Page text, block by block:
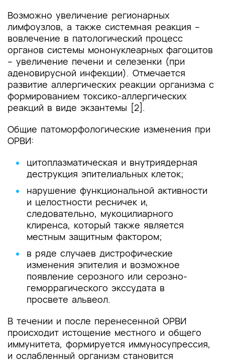
Возможно увеличение регионарных
лимфоузлов, а также системная реакция –
вовлечение в патологический процесс
органов системы мононуклеарных фагоцитов
– увеличение печени и селезенки (при
аденовирусной инфекции). Отмечается
развитие аллергических реакции организма с
формированием токсико-аллергических
реакций в виде экзантемы [2].
Общие патоморфологические изменения при
ОРВИ:
цитоплазматическая и внутриядерная
деструкция эпителиальных клеток;
нарушение функциональной активности
и целостности ресничек и,
следовательно, мукоцилиарного
клиренса, который также является
местным защитным фактором;
в ряде случаев дистрофические
изменения эпителия и возможное
появление серозного или серозно-
геморрагического экссудата в
просвете альвеол.
В течении и после перенесенной ОРВИ
происходит истощение местного и общего
иммунитета, формируется иммуносупрессия,
и ослабленный организм становится